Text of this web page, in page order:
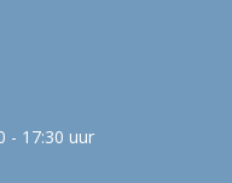
- 17:30 uur